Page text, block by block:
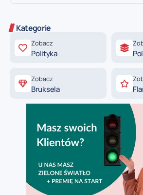
Kategorie
Zobacz
Polityka
Zobacz
Bruksela